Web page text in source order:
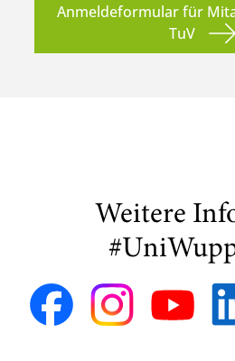
Anmeldeformular für
TuV
Weitere